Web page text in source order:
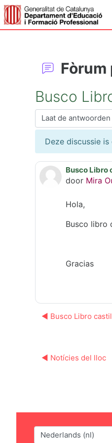
Ga naar hoofdinhoud
Busco
Toon modus
Deze discussie
Busco Libro
door Mira
Aantal
Hola,
Busco libro
Gracias
◀︎ Busco Libro
◀︎ Notícies del lloc
Taal